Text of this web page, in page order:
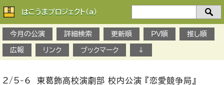
はこうまプロジェクト(a)
今月の公演
詳細検索 更新順 PV順 推し順
広報 リンク ブックマーク ↓
2/5-6 東葛飾高校演劇部 校内公演 『恋愛競争局』